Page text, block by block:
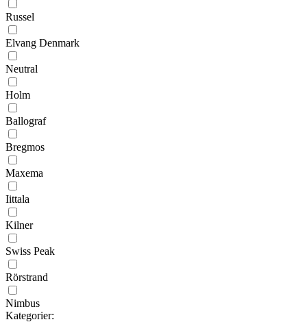
Russel
Elvang Denmark
Neutral
Holm
Ballograf
Bregmos
Maxema
Iittala
Kilner
Swiss Peak
Rörstrand
Nimbus
Kategorier: